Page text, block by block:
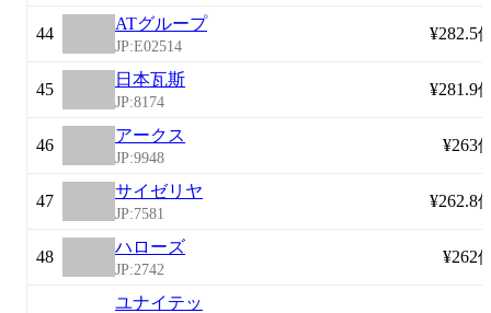
44
ATグループ
JP:E02514
¥282.5
45
日本瓦斯
JP:8174
¥281.9
46
アークス
JP:9948
¥263
47
サイゼリヤ
JP:7581
¥262.8
48
ハローズ
JP:2742
¥262
ユナイテッ